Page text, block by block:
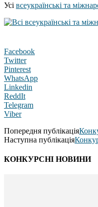
Усі всеукраїнські та
Facebook
Twitter
Pinterest
WhatsApp
Linkedin
ReddIt
Telegram
Viber
Попередня публікація
Наступна публікація
КОНКУРСНІ НОВИНИ